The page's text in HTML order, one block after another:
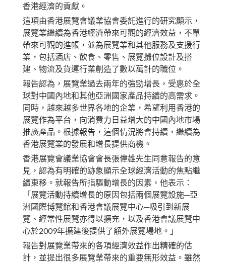
香港經濟的貢獻。
這項由香港展覽會議業協會委託進行的研究顯示，
展覽業繼續為香港經濟帶來可觀的經濟效益，不單
帶來可觀的進帳，並為展覽業和其他服務及支援行
業，包括酒店、飲食、零售、展覽攤位設計及搭
建、物流及貨運行業創造了數以萬計的職位。
報告認為，展覽業過去兩年的強勁增長，受惠於全
球對中國內地和其他亞洲國家產品持續的高需求。
同時，越來越多世界各地的企業，希望利用香港的
展覽作為平台，向消費力日益增大的中國內地市場
推廣產品。根據報告，這個情況將會持續，繼續為
香港展覽業的發展和增長提供商機。
香港展覽會議業協會會長張偉雄先生同意報告的意
見，認為有明確的跡象顯示全球經濟活動的焦點繼
續東移。就報告所指驅動增長的因素，他表示：
「展覽活動持續增長的原因包括兩個展覽設施─亞
洲國際博覽館和香港會議展覽中心─吸引到新展
覽、經常性展覽亦得以擴充，以及香港會議展覽中
心於2009年擴建後提供了額外展覽場地。」
報告對展覽業帶來的各項經濟效益作出精確的估
計，並提出很多展覽業帶來的重要無形效益。雖然